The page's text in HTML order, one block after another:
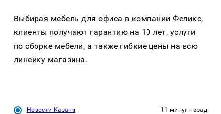
Выбирая мебель для офиса в компании Феликс,
клиенты получают гарантию на 10 лет, услуги
по сборке мебели, а также гибкие цены на всю
линейку магазина.
Новости Казани 11 минут назад